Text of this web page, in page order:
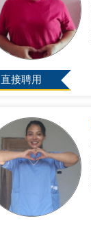
直接聘用